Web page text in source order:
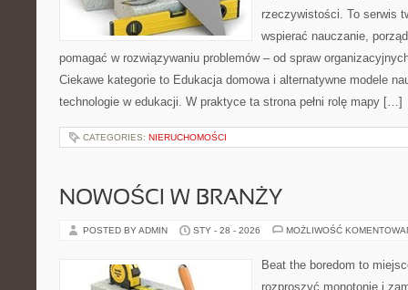
rzeczywistości. To serwis
wspierać nauczanie,
pomagać w rozwiązywaniu problemów – od spraw
Ciekawe kategorie to Edukacja domowa i alternatywne modele
technologie w edukacji. W praktyce ta strona pełni rolę mapy […]
CATEGORIES: NIERUCHOMOŚCI
NOWOŚCI W BRANŻY
POSTED BY ADMIN STY - 28 - 2026 MOŻLIWOŚĆ
Beat the boredom to
rozproszyć monotonię i